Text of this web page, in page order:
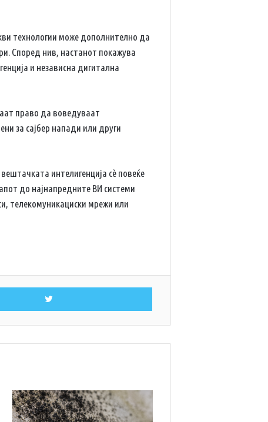
технологии може дополнително да
Според нив, настанот покажува
и независна дигитална
право да воведуваат
за сајбер напади или други
интелигенција сè повеќе
до најнапредните ВИ системи
телекомуникациски мрежи или
Twitter